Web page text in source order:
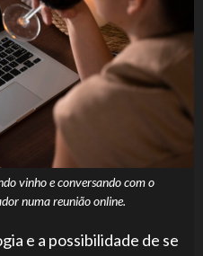
vinho e conversando com o
numa reunião online.
e a possibilidade de se